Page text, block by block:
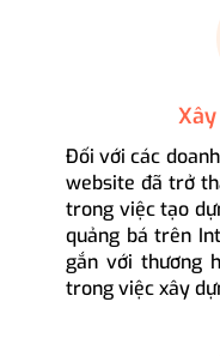
Đối với các
website đã trở
trong việc tạo
quảng bá trên
gắn với thương
trong việc xây